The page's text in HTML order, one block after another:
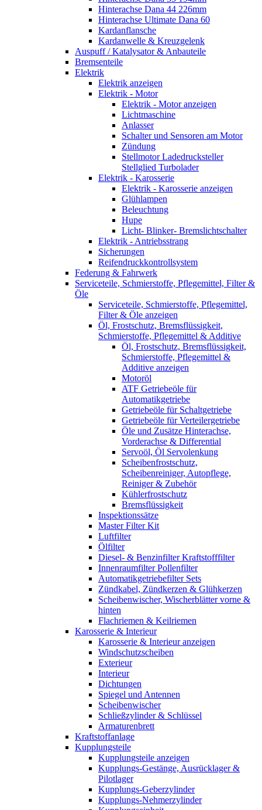
Hinterachse Dana 44 226mm
Hinterachse Ultimate Dana 60
Kardanflansche
Kardanwelle & Kreuzgelenk
Auspuff / Katalysator & Anbauteile
Bremsenteile
Elektrik
Elektrik anzeigen
Elektrik - Motor
Elektrik - Motor anzeigen
Lichtmaschine
Anlasser
Schalter und Sensoren am Motor
Zündung
Stellmotor Ladedrucksteller
Stellglied Turbolader
Elektrik - Karosserie
Elektrik - Karosserie anzeigen
Glühlampen
Beleuchtung
Hupe
Licht- Blinker- Bremslichtschalter
Elektrik - Antriebsstrang
Sicherungen
Reifendruckkontrollsystem
Federung & Fahrwerk
Serviceteile, Schmierstoffe, Pflegemittel, Filter &
Öle
Serviceteile, Schmierstoffe, Pflegemittel,
Filter & Öle anzeigen
Öl, Frostschutz, Bremsflüssigkeit,
Schmierstoffe, Pflegemittel & Additive
Öl, Frostschutz, Bremsflüssigkeit,
Schmierstoffe, Pflegemittel &
Additive anzeigen
Motoröl
ATF Getriebeöle für
Automatikgetriebe
Getriebeöle für Schaltgetriebe
Getriebeöle für Verteilergetriebe
Öle und Zusätze Hinterachse,
Vorderachse & Differential
Servoöl, Öl Servolenkung
Scheibenfrostschutz,
Scheibenreiniger, Autopflege,
Reiniger & Zubehör
Kühlerfrostschutz
Bremsflüssigkeit
Inspektionssätze
Master Filter Kit
Luftfilter
Ölfilter
Diesel- & Benzinfilter Kraftstofffilter
Innenraumfilter Pollenfilter
Automatikgetriebefilter Sets
Zündkabel, Zündkerzen & Glühkerzen
Scheibenwischer, Wischerblätter vorne &
hinten
Flachriemen & Keilriemen
Karosserie & Interieur
Karosserie & Interieur anzeigen
Windschutzscheiben
Exterieur
Interieur
Dichtungen
Spiegel und Antennen
Scheibenwischer
Schließzylinder & Schlüssel
Armaturenbrett
Kraftstoffanlage
Kupplungsteile
Kupplungsteile anzeigen
Kupplungs-Gestänge, Ausrücklager &
Pilotlager
Kupplungs-Geberzylinder
Kupplungs-Nehmerzylinder